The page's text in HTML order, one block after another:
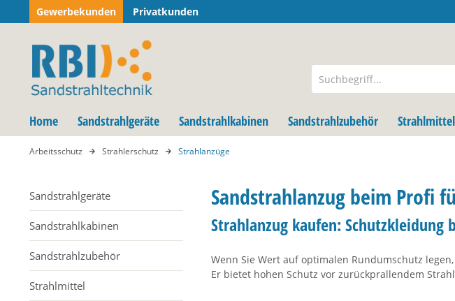
Gewerbekunden Privatkunden
Home Sandstrahlgeräte Sandstrahlkabinen Sandstrahlzubehör Strahlmittel
Arbeitsschutz Strahlerschutz Strahlanzüge
Sandstrahlgeräte
Sandstrahlkabinen
Sandstrahlzubehör
Strahlmittel
Sandstrahlanzug beim Profi
Strahlanzug kaufen: Schutzkleidung
Wenn Sie Wert auf optimalen Rundumschutz
Er bietet hohen Schutz vor zurückprallendem